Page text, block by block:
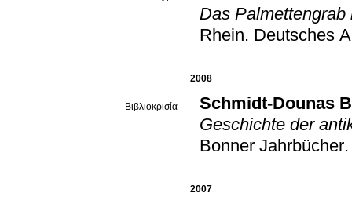
Das Palmettengrab
Rhein. Deutsches
2008
Βιβλιοκρισία
Schmidt-Dounas
Geschichte der
Bonner Jahrbücher
2007